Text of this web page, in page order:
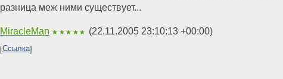
разница меж ними существует...
MiracleMan ★★★★★ (22.11.2005 23:10:13 +00:00)
Ссылка